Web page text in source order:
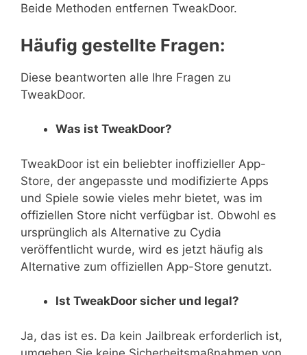
Beide Methoden entfernen TweakDoor.
Häufig gestellte Fragen:
Diese beantworten alle Ihre Fragen zu
TweakDoor.
Was ist TweakDoor?
TweakDoor ist ein beliebter inoffizieller App-
Store, der angepasste und modifizierte Apps
und Spiele sowie vieles mehr bietet, was im
offiziellen Store nicht verfügbar ist. Obwohl es
ursprünglich als Alternative zu Cydia
veröffentlicht wurde, wird es jetzt häufig als
Alternative zum offiziellen App-Store genutzt.
Ist TweakDoor sicher und legal?
Ja, das ist es. Da kein Jailbreak erforderlich ist,